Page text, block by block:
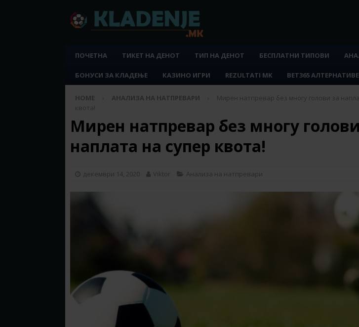
ПОЧЕТНА ТИКЕТ НА ДЕНОТ ТИП НА ДЕНОТ БЕСПЛАТНИ ТИПОВИ
БОНУСИ ЗА КЛАДЕЊЕ КАЗИНО ИГРИ REZULTATI MK BET365
HOME АНАЛИЗА НА НАТПРЕВАРИ
Мирен натпревар без многу голови за
квота!
Мирен натпревар без многу
наплата на супер квота!
декември 14, 2020 Viktor Анализа на натпревари